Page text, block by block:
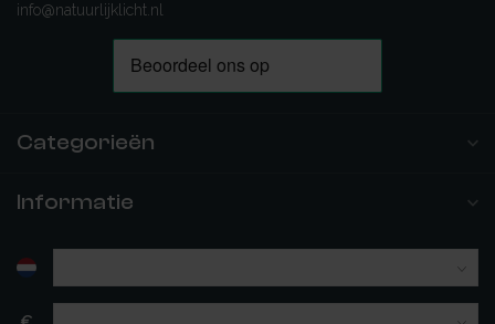
info@natuurlijklicht.nl
Categorieën
Informatie